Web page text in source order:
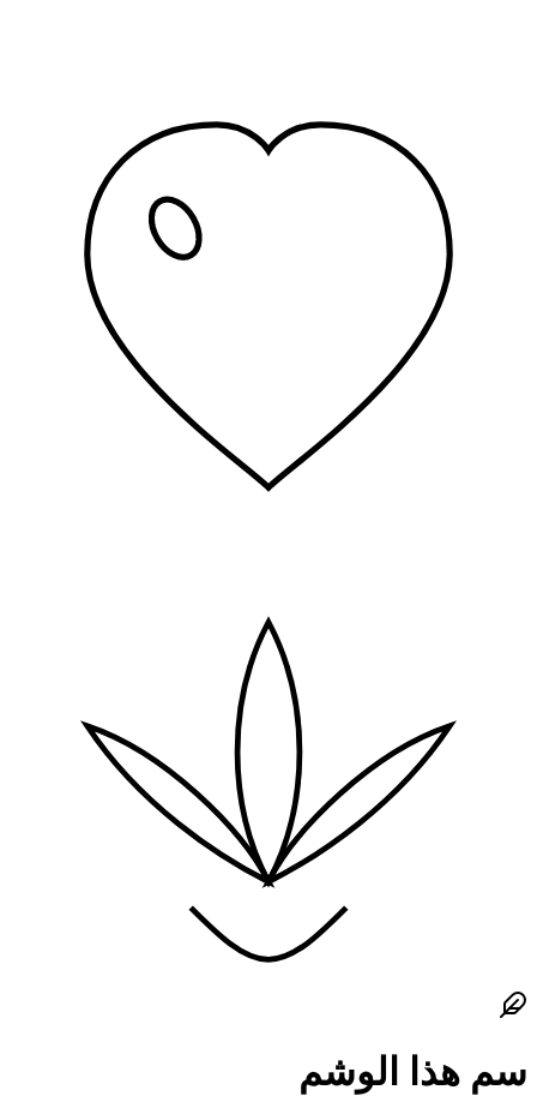
سم هذا الوشم